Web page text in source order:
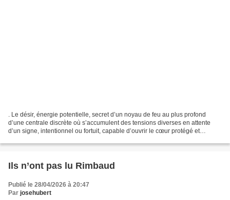
. Le désir, énergie potentielle, secret d’un noyau de feu au plus profond
d’une centrale discrète où s’accumulent des tensions diverses en attente
d’un signe, intentionnel ou fortuit, capable d’ouvrir le cœur protégé et
Ils n’ont pas lu Rimbaud
Publié le 28/04/2026 à 20:47
Par josehubert